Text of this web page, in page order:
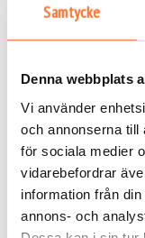
Samtycke
Denna webbplats
Vi använder
och annonserna till
för sociala medier
vidarebefordrar
information från
annons- och
euforisk, vilket
positiv energi.
En söndag
utforska nya
Staden
sin egen
middag eller
komplett.
För par
kvalitetstid